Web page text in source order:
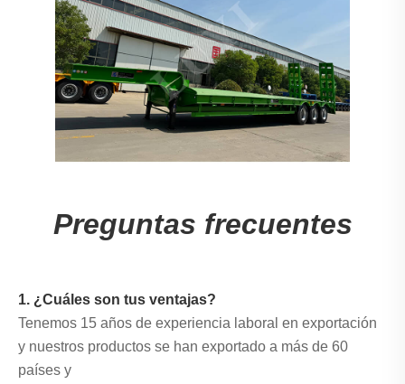
Preguntas frecuentes
1. ¿Cuáles son tus ventajas?
Tenemos 15 años de experiencia laboral en exportación
y nuestros productos se han exportado a más de 60
países y